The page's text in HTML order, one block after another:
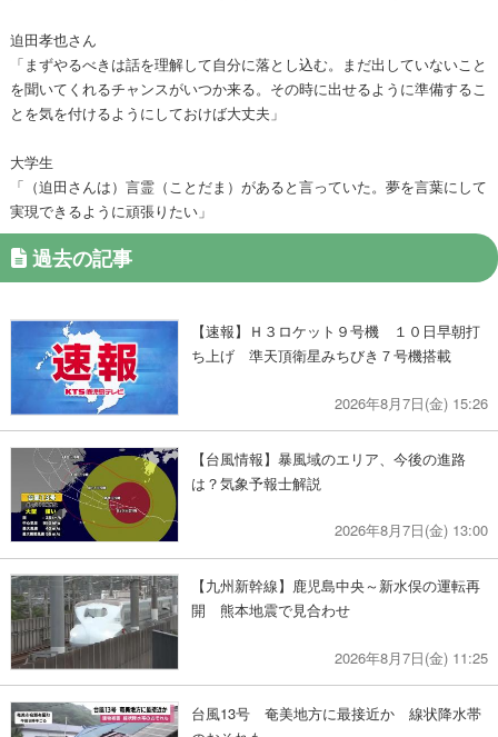
迫田孝也さん
「まずやるべきは話を理解して自分に落とし込む。まだ出していないこと
を聞いてくれるチャンスがいつか来る。その時に出せるように準備するこ
とを気を付けるようにしておけば大丈夫」
大学生
「（迫田さんは）言霊（ことだま）があると言っていた。夢を言葉にして
実現できるように頑張りたい」
過去の記事
【速報】Ｈ３ロケット９号機 １０日早朝打
ち上げ 準天頂衛星みちびき７号機搭載
2026年8月7日(金) 15:26
【台風情報】暴風域のエリア、今後の進路
は？気象予報士解説
2026年8月7日(金) 13:00
【九州新幹線】鹿児島中央～新水俣の運転再
開 熊本地震で見合わせ
2026年8月7日(金) 11:25
台風13号 奄美地方に最接近か 線状降水帯